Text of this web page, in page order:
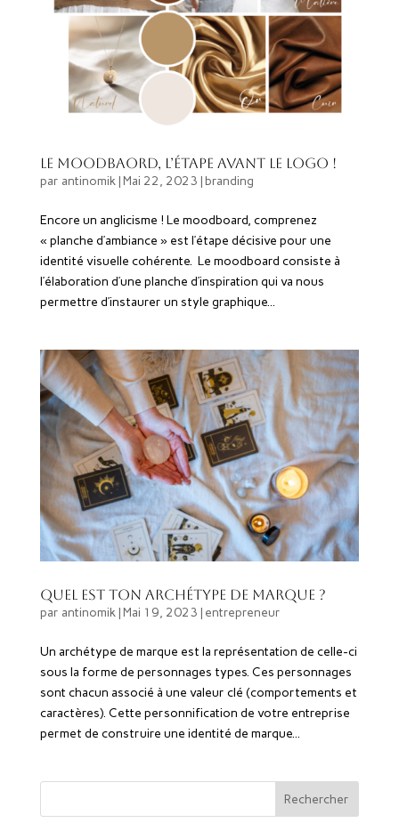
Le Moodbaord, l’étape avant le logo !
par antinomik|Mai 22, 2023 |branding
Encore un anglicisme ! Le moodboard, comprenez
« planche d’ambiance » est l’étape décisive pour une
identité visuelle cohérente. Le moodboard consiste à
l’élaboration d’une planche d’inspiration qui va nous
permettre d’instaurer un style graphique...
Quel est ton archétype de marque ?
par antinomik| Mai 19, 2023 entrepreneur
Un archétype de marque est la représentation de celle-ci
sous la forme de personnages types. Ces personnages
sont chacun associé à une valeur clé (comportements et
caractères). Cette personnification de votre entreprise
permet de construire une identité de marque...
Rechercher